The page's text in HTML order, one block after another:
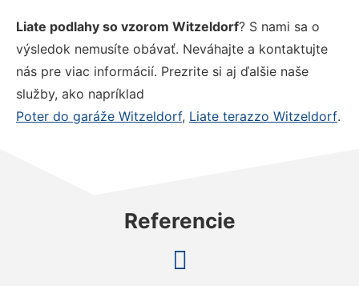
Liate podlahy so vzorom Witzeldorf? S nami sa o
výsledok nemusíte obávať. Neváhajte a kontaktujte
nás pre viac informácií. Prezrite si aj ďalšie naše
služby, ako napríklad
Poter do garáže Witzeldorf, Liate terazzo Witzeldorf.
Referencie